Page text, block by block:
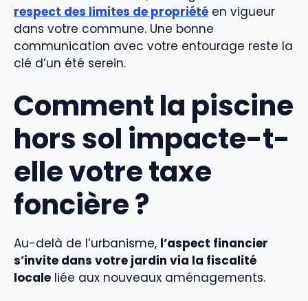
respect des limites de propriété en vigueur
dans votre commune. Une bonne
communication avec votre entourage reste la
clé d’un été serein.
Comment la piscine
hors sol impacte-t-
elle votre taxe
foncière ?
Au-delà de l’urbanisme, l’aspect financier
s’invite dans votre jardin via la fiscalité
locale liée aux nouveaux aménagements.